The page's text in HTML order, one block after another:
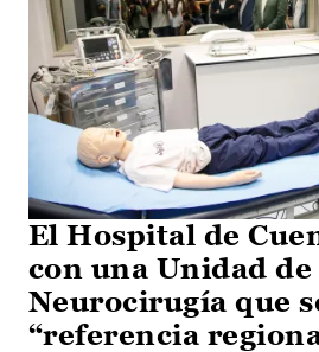
El Hospital de
con una Unidad de
Neurocirugía que
“referencia